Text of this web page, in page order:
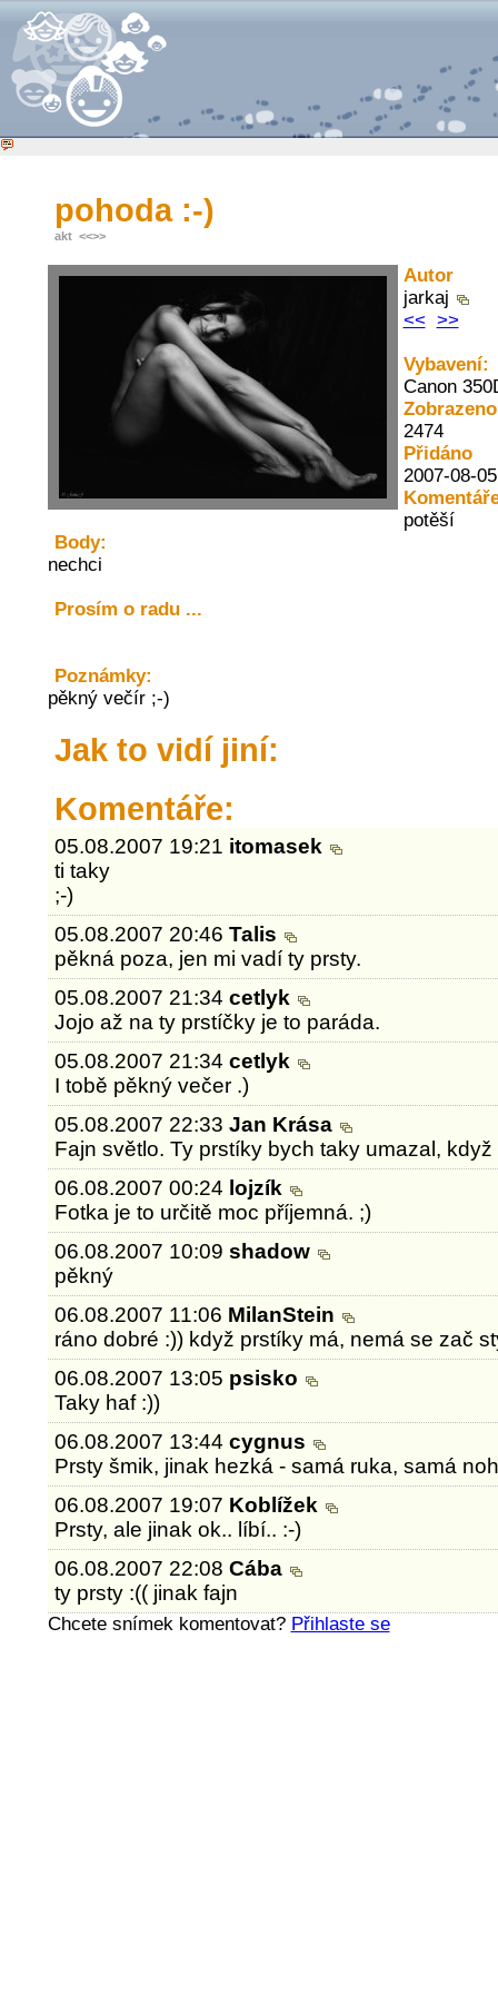
pohoda :-)
akt <<>>
Autor
jarkaj
<< >>
Vybavení:
Canon
Zobrazeno
2474
Přidáno
2007-08-
potěší
Body:
nechci
Prosím o radu ...
Poznámky:
pěkný večír ;-)
Jak to vidí jiní:
Komentáře:
05.08.2007 19:21 itomasek
ti taky
;-)
05.08.2007 20:46Talis
pěkná poza, jen mi vadí ty prsty.
05.08.2007 21:34cetlyk
Jojo až na ty prstíčky je to paráda.
05.08.2007 21:34cetlyk
I tobě pěkný večer .)
05.08.2007 22:33Jan Krása
Fajn světlo. Ty prstíky bych taky umazal,
06.08.2007 00:24 lojzík
Fotka je to určitě moc příjemná. ;)
06.08.2007 10:09shadow
pěkný
06.08.2007 11:06 MilanStein
ráno dobré :)) když prstíky má, nemá se zač
06.08.2007 13:05 psisko
Taky haf :))
06.08.2007 13:44cygnus
Prsty šmik, jinak hezká - samá ruka, samá
06.08.2007 19:07 Koblížek
Prsty, ale jinak ok.. líbí.. :-)
06.08.2007 22:08Cába
ty prsty :(( jinak fajn
Chcete snímek komentovat? Přihlaste se